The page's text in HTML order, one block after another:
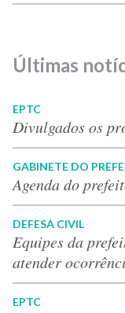
Últimas
EPTC
Divulgados os
GABINETE DO
Agenda do
DEFESA CIVIL
Equipes da
atender
EPTC